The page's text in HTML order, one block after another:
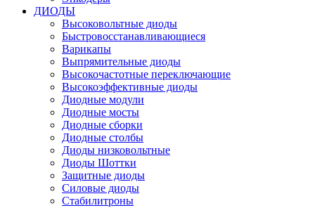
ДИОДЫ
Высоковольтные диоды
Быстровосстанавливающиеся
Варикапы
Выпрямительные диоды
Высокочастотные переключающие
Высокоэффективные диоды
Диодные модули
Диодные мосты
Диодные сборки
Диодные столбы
Диоды низковольтные
Диоды Шоттки
Защитные диоды
Силовые диоды
Стабилитроны